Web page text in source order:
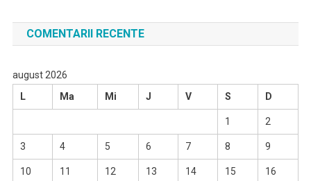
COMENTARII RECENTE
august 2026
L
Ma Mi J V S D
1 2
3 4 5 6 7 8 9
10 11 12 13 14 15 16